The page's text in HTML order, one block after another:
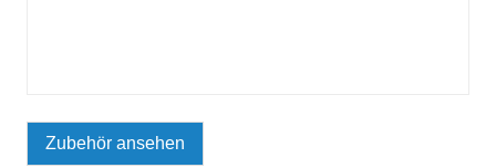
Zubehör ansehen